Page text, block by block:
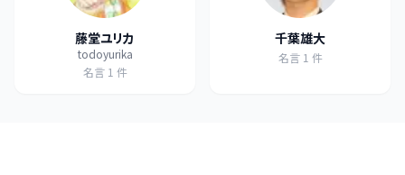
藤堂ユリカ
todoyurika
名言 1 件
千葉雄大
名言 1 件